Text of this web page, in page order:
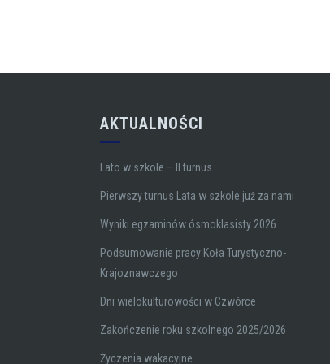
AKTUALNOŚCI
Lato w szkole – II turnus
Pierwszy turnus Lata w szkole już za nami
Wyniki egzaminów ósmoklasisty 2026
Podsumowanie pracy Koła Turystyczno-
Krajoznawczego
Dni wielokulturowości w Czwórce
Zakończenie roku szkolnego 2025/2026
Życzenia wakacyjne